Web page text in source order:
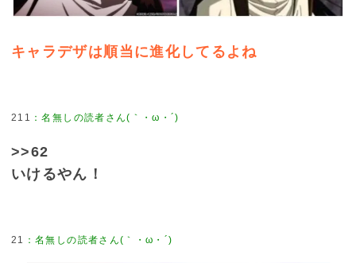
キャラデザは順当に進化してるよね
211
>>62
いけるやん！
21